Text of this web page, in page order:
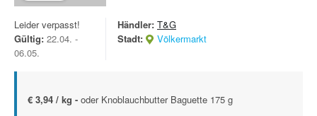
Leider verpasst!
Gültig: 22.04. -
06.05.
Händler: T&G
Stadt:
Völkermarkt
€ 3,94 / kg - oder Knoblauchbutter Baguette 175 g